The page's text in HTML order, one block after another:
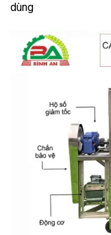
dùng